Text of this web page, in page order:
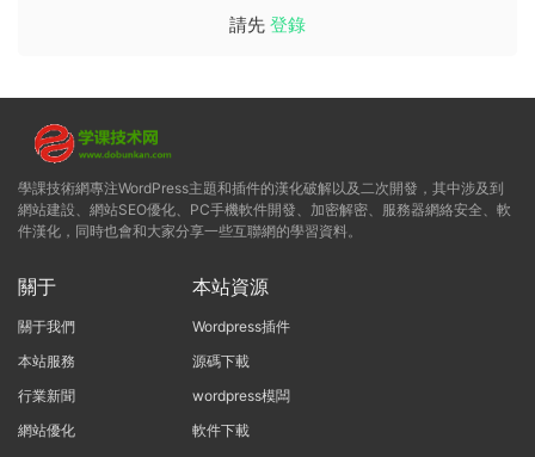
請先 登錄
學課技術網專注WordPress主題和插件的漢化破解以及二次開發，其中涉及到
網站建設、網站SEO優化、PC手機軟件開發、加密解密、服務器網絡安全、軟
件漢化，同時也會和大家分享一些互聯網的學習資料。
關于
關于我們
本站服務
行業新聞
網站優化
本站資源
Wordpress插件
源碼下載
wordpress模闆
軟件下載